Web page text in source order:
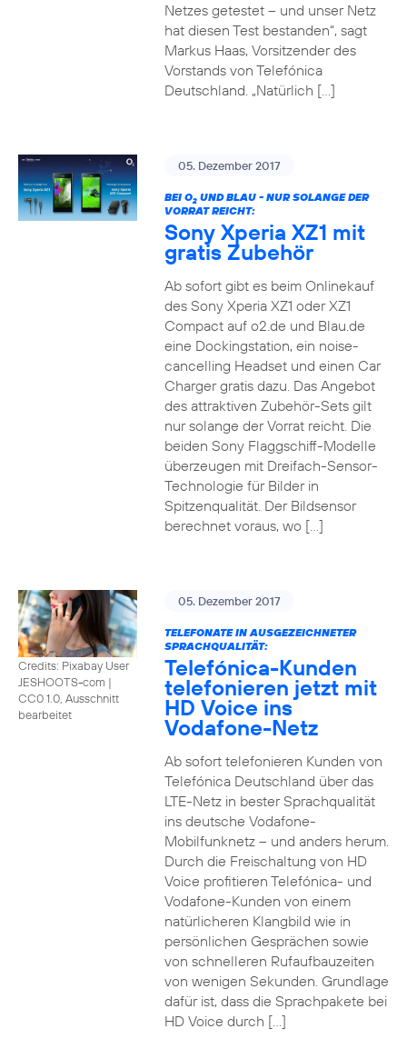
Netzes getestet – und unser Netz
hat diesen Test bestanden“, sagt
Markus Haas, Vorsitzender des
Vorstands von Telefónica
Deutschland. „Natürlich […]
05. Dezember 2017
BEI O2UND BLAU - NUR SOLANGE DER
VORRAT REICHT:
Sony Xperia XZ1 mit
gratis Zubehör
Ab sofort gibt es beim Onlinekauf
des Sony Xperia XZ1 oder XZ1
Compact auf o2.de und Blau.de
eine Dockingstation, ein noise-
cancelling Headset und einen Car
Charger gratis dazu. Das Angebot
des attraktiven Zubehör-Sets gilt
nur solange der Vorrat reicht. Die
beiden Sony Flaggschiff-Modelle
überzeugen mit Dreifach-Sensor-
Technologie für Bilder in
Spitzenqualität. Der Bildsensor
berechnet voraus, wo […]
Credits: Pixabay User
JESHOOTS-com |
CC0 1.0, Ausschnitt
bearbeitet
05. Dezember 2017
TELEFONATE IN AUSGEZEICHNETER
SPRACHQUALITÄT:
Telefónica-Kunden
telefonieren jetzt mit
HD Voice ins
Vodafone-Netz
Ab sofort telefonieren Kunden von
Telefónica Deutschland über das
LTE-Netz in bester Sprachqualität
ins deutsche Vodafone-
Mobilfunknetz – und anders herum.
Durch die Freischaltung von HD
Voice profitieren Telefónica- und
Vodafone-Kunden von einem
natürlicheren Klangbild wie in
persönlichen Gesprächen sowie
von schnelleren Rufaufbauzeiten
von wenigen Sekunden. Grundlage
dafür ist, dass die Sprachpakete bei
HD Voice durch […]